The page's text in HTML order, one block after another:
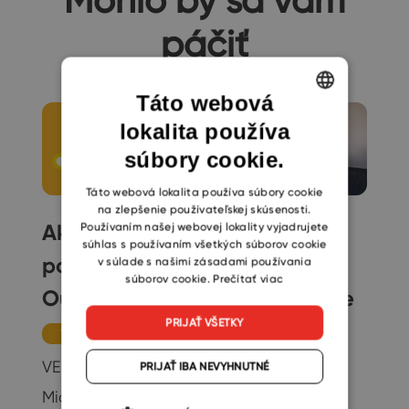
páčiť
Ako nastaviť
podpis v
Outlooku
Tipy
VEDELI STE,... že si v
Microsoft Outlooku
Ako dať
všetkým
vedieť, že ste
mimo
kancelárie
ENGLISH
SLOVAK
Táto webová
lokalita používa
súbory cookie.
Táto webová lokalita používa súbory cookie
na zlepšenie používateľskej skúsenosti.
Používaním našej webovej lokality vyjadrujete
súhlas s používaním všetkých súborov cookie
v súlade s našimi zásadami používania
súborov cookie. Prečítať viac
PRIJAŤ VŠETKY
PRIJAŤ IBA NEVYHNUTNÉ